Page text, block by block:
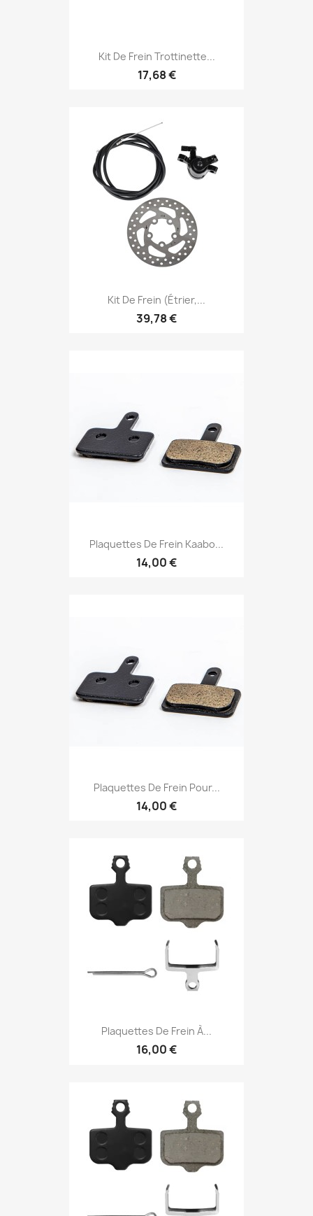
Kit De Frein Trottinette...
17,68 €
Kit De Frein (étrier,...
39,78 €
Plaquettes De Frein Kaabo...
14,00 €
Plaquettes De Frein Pour...
14,00 €
Plaquettes De Frein À...
16,00 €